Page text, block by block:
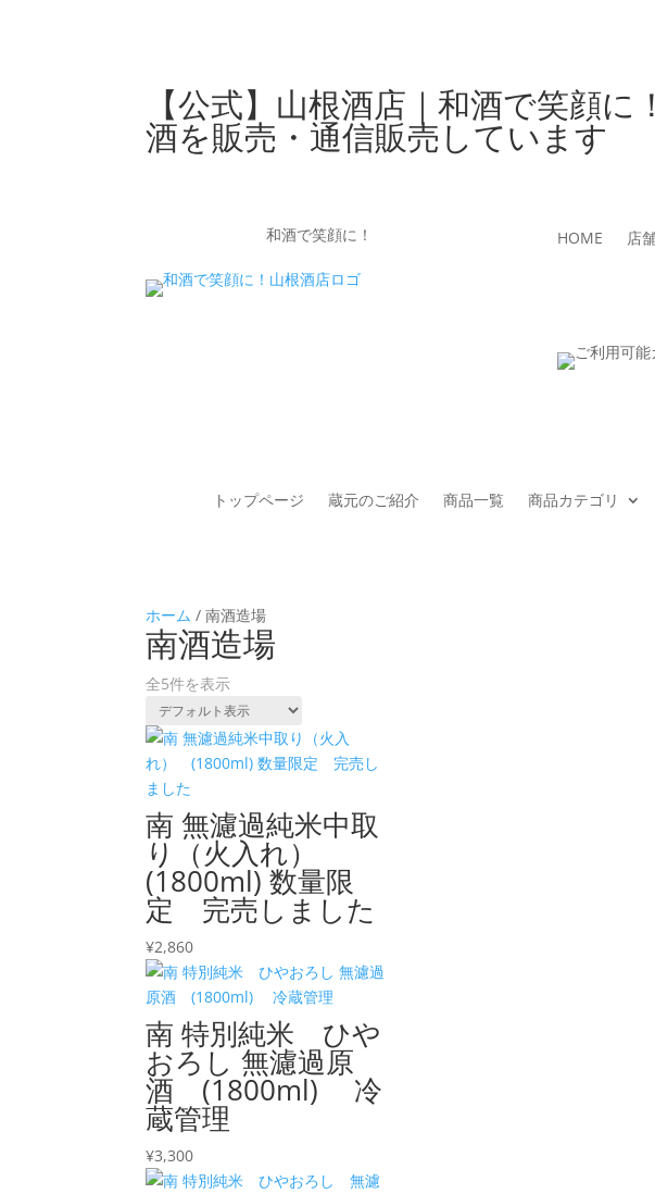
【公式】山根酒店｜和酒で笑顔
酒を販売・通信販売しています
和酒で笑顔に！ HOME 店
トップページ 蔵元のご紹介 商品一覧 商品カテゴリ
ホーム / 南酒造場
南酒造場
全5件を表示
南 無濾過純米中取
り（火入れ）
(1800ml) 数量限
定 完売しました
¥2,860
南 特別純米 ひや
おろし 無濾過原
酒 (1800ml) 冷
蔵管理
¥3,300